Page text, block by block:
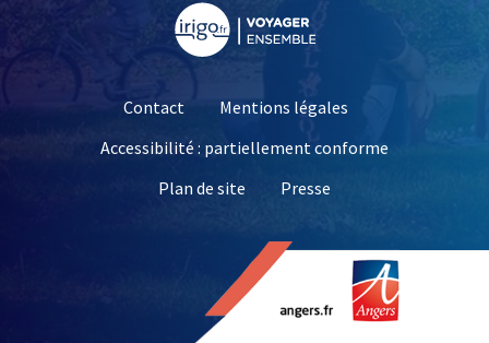
Contact
Mentions légales
Accessibilité : partiellement conforme
Plan de site
Presse